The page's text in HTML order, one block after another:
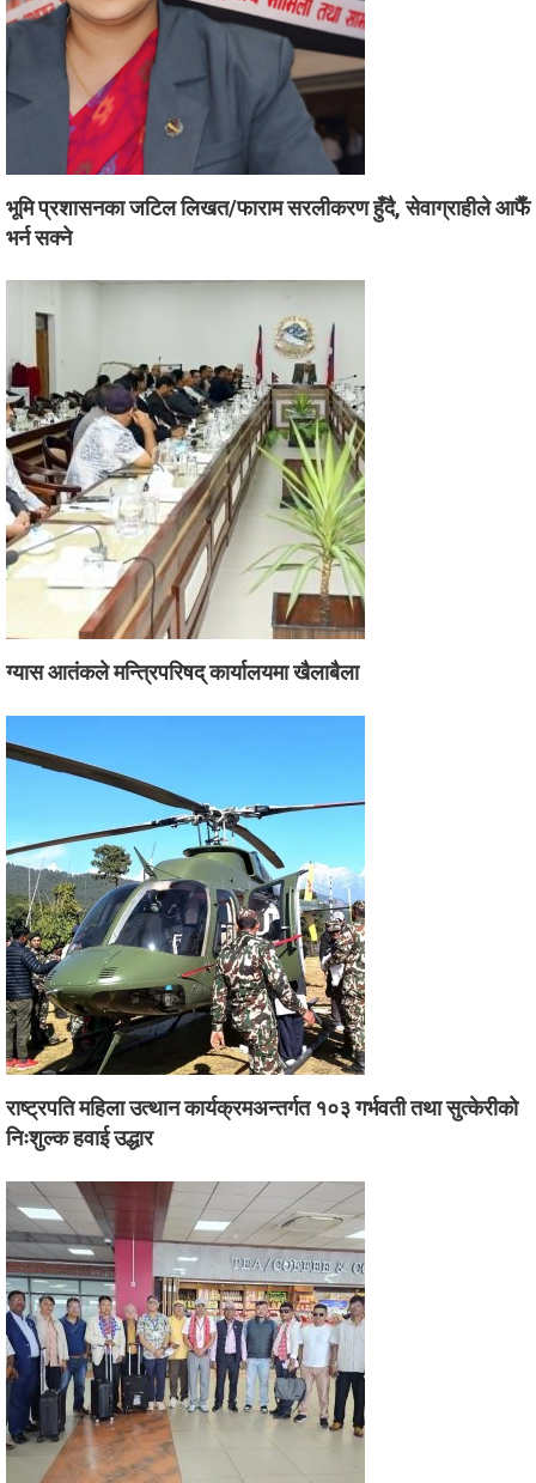
भूमि प्रशासनका जटिल लिखत/फाराम सरलीकरण हुँदै, सेवाग्राहीले आफैँ
भर्न सक्ने
ग्यास आतंकले मन्त्रिपरिषद् कार्यालयमा खैलाबैला
राष्ट्रपति महिला उत्थान कार्यक्रमअन्तर्गत १०३ गर्भवती तथा सुत्केरीको
निःशुल्क हवाई उद्धार